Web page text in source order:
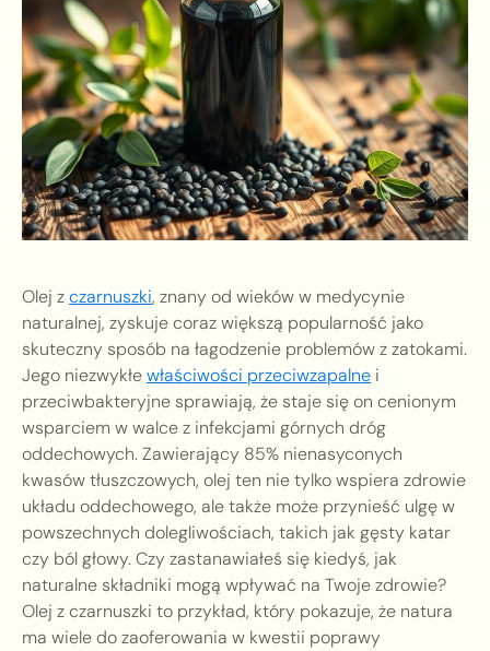
Olej zczarnuszki, znany od wieków w medycynie
naturalnej, zyskuje coraz większą popularność jako
skuteczny sposób na łagodzenie problemów z zatokami.
Jego niezwykłewłaściwości przeciwzapalne i
przeciwbakteryjne sprawiają, że staje się on cenionym
wsparciem w walce z infekcjami górnych dróg
oddechowych. Zawierający 85% nienasyconych
kwasów tłuszczowych, olej ten nie tylko wspiera zdrowie
układu oddechowego, ale także może przynieść ulgę w
powszechnych dolegliwościach, takich jak gęsty katar
czy ból głowy. Czy zastanawiałeś się kiedyś, jak
naturalne składniki mogą wpływać na Twoje zdrowie?
Olej z czarnuszki to przykład, który pokazuje, że natura
ma wiele do zaoferowania w kwestii poprawy